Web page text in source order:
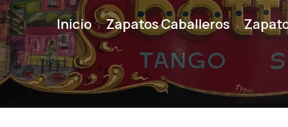
Inicio Zapatos Caballeros